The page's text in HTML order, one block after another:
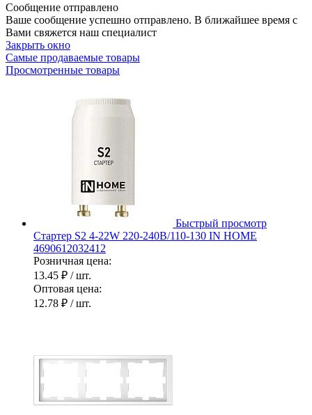
Сообщение отправлено
Ваше сообщение успешно отправлено. В ближайшее время с
Вами свяжется наш специалист
Закрыть окно
Самые продаваемые товары
Просмотренные товары
Быстрый просмотр
Стартер S2 4-22W 220-240В/110-130 IN HOME
4690612032412
Розничная цена:
13.45 ₽ / шт.
Оптовая цена:
12.78 ₽ / шт.